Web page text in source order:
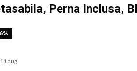
Perna Inclusa,
6%
aug